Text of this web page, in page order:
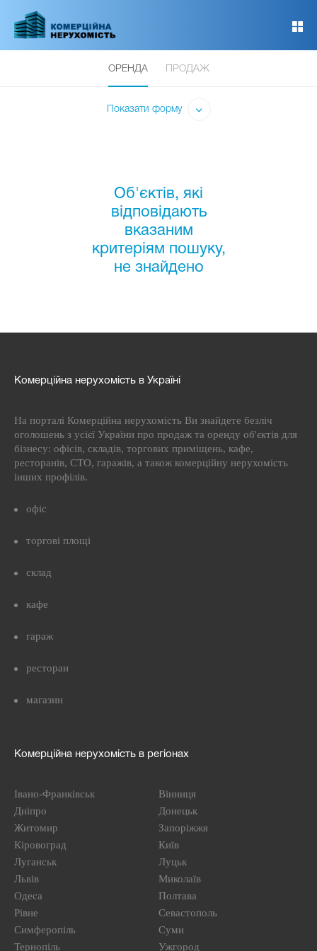
основного
ОРЕНДА ПРОДАЖ
Показати форму
Об'єктів, які
відповідають
вказаним
критеріям пошуку,
не знайдено
Комерційна нерухомість в Україні
На порталі Комерційна нерухомість Ви знайдете безліч
оголошень з усієї України про продаж та оренду об'єктів для
бізнесу: офісів, складів, торгових приміщень, кафе,
ресторанів, СТО, гаражів, а також комерційну нерухомість
інших профілів.
офіс
торгові площі
склад
кафе
гараж
ресторан
магазин
Комерційна нерухомість в регіонах
Івано-Франківськ
Вінниця
Дніпро
Донецьк
Житомир
Запоріжжя
Кіровоград
Київ
Луганськ
Луцьк
Львів
Миколаїв
Одеса
Полтава
Рівне
Севастополь
Симферопіль
Суми
Тернопіль
Ужгород